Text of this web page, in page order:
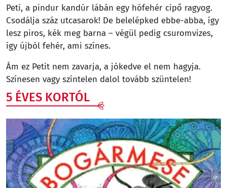
Peti, a pindur kandúr lábán egy hófehér cipő ragyog.
Csodálja száz utcasarok! De belelépked ebbe-abba, így
lesz piros, kék meg barna – végül pedig csuromvizes,
így újból fehér, ami színes.
Ám ez Petit nem zavarja, a jókedve el nem hagyja.
Színesen vagy színtelen dalol tovább szüntelen!
5 ÉVES KORTÓL